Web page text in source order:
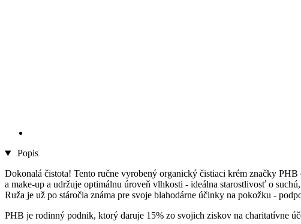
Popis
Dokonalá čistota! Tento ručne vyrobený organický čistiaci krém značky
a make-up a udržuje optimálnu úroveň vlhkosti - ideálna starostlivosť o
Ruža je už po stáročia známa pre svoje blahodárne účinky na pokožku -
PHB je rodinný podnik, ktorý daruje 15% zo svojich ziskov na charitatívne